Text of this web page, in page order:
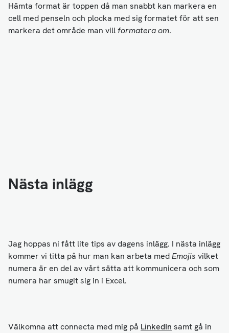
Hämta format är toppen då man snabbt kan markera en
cell med penseln och plocka med sig formatet för att sen
markera det område man villformatera om.
Nästa inlägg
Jag hoppas ni fått lite tips av dagens inlägg. I nästa inlägg
kommer vi titta på hur man kan arbeta medEmojis vilket
numera är en del av vårt sätta att kommunicera och som
numera har smugit sig in i Excel.
Välkomna att connecta med mig på LinkedIn samt gå in